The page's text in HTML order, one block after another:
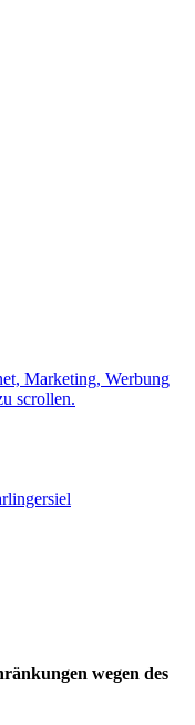
Marketing, Werbung
scrollen.
wegen des